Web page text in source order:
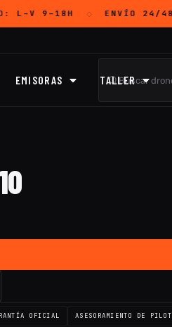
L–V 9–18H ENVÍO 24/48H
EMISORAS TALLER
OFICIAL ASESORAMIENTO DE